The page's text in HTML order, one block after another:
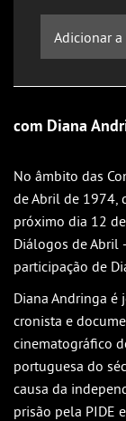
Adicionar
Outlook
Yahoo!
com Diana
No âmbito das
de Abril de 1974,
próximo dia 12
Diálogos de Abril
participação de
Diana Andringa
cronista e
cinematográfico
portuguesa do
causa da
prisão pela PIDE